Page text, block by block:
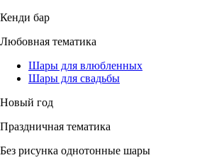
Кенди бар
Любовная тематика
Шары для влюбленных
Шары для свадьбы
Новый год
Праздничная тематика
Без рисунка однотонные шары